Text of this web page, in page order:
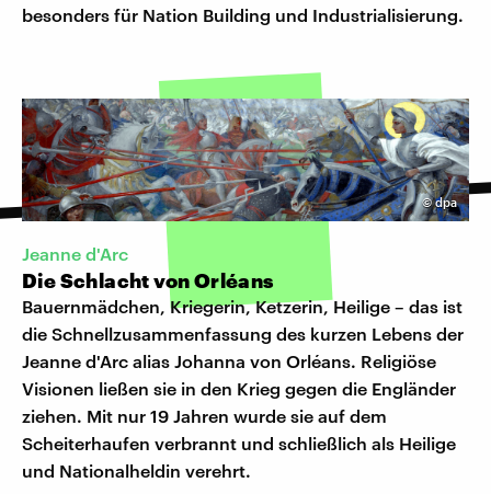
besonders für Nation Building und Industrialisierung.
©dpa
Jeanne d'Arc
Die Schlacht von Orléans
Bauernmädchen, Kriegerin, Ketzerin, Heilige – das ist
die Schnellzusammenfassung des kurzen Lebens der
Jeanne d'Arc alias Johanna von Orléans. Religiöse
Visionen ließen sie in den Krieg gegen die Engländer
ziehen. Mit nur 19 Jahren wurde sie auf dem
Scheiterhaufen verbrannt und schließlich als Heilige
und Nationalheldin verehrt.